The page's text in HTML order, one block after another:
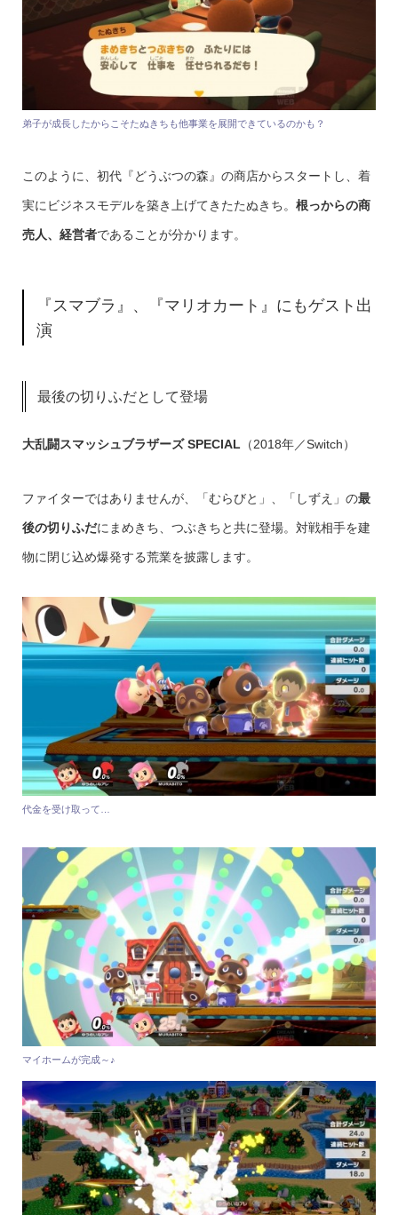
弟子が成長したからこそたぬきちも他事業を展開できているのかも？
このように、初代『どうぶつの森』の商店からスタートし、着
実にビジネスモデルを築き上げてきたたぬきち。 根っからの商
売人、経営者であることが分かります。
『スマブラ』、『マリオカート』にもゲスト出
演
最後の切りふだとして登場
大乱闘スマッシュブラザーズ SPECIAL （2018年／Switch）
ファイターではありませんが、「むらびと」、「しずえ」の最
後の切りふだにまめきち、つぶきちと共に登場。対戦相手を建
物に閉じ込め爆発する荒業を披露します。
代金を受け取って…
マイホームが完成～♪